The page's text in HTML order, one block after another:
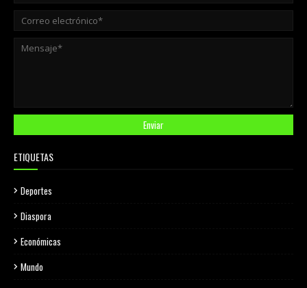
ETIQUETAS
Deportes
Diaspora
Económicas
Mundo